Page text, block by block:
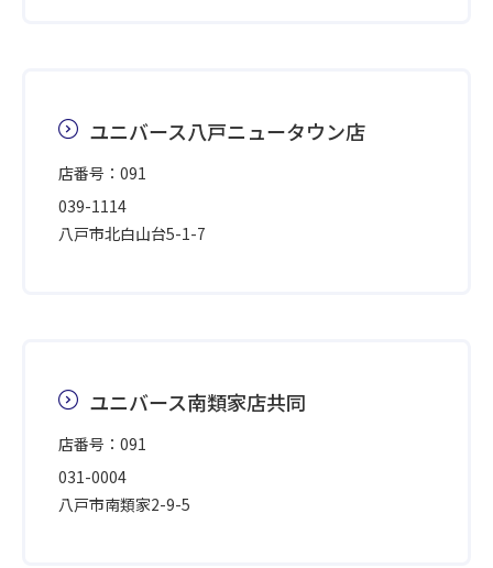
ユニバース八戸ニュータウン店
店番号：091
039-1114
八戸市北白山台5-1-7
ユニバース南類家店共同
店番号：091
031-0004
八戸市南類家2-9-5